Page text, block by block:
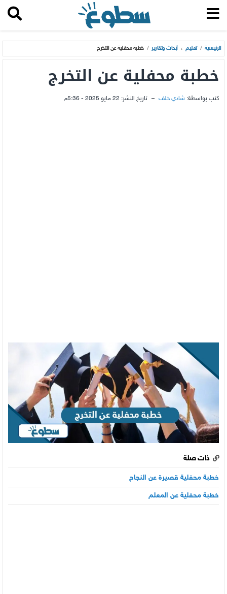
الرئيسية / تعليم ، أبحاث وتقارير / خطبة محفلية عن التخرج
خطبة محفلية عن التخرج
كتب بواسطة: شادي خلف – تاريخ النشر: 22 مايو 2025 - 5:36م
ذات صلة
خطبة محفلية قصيرة عن النجاح
خطبة محفلية عن المعلم